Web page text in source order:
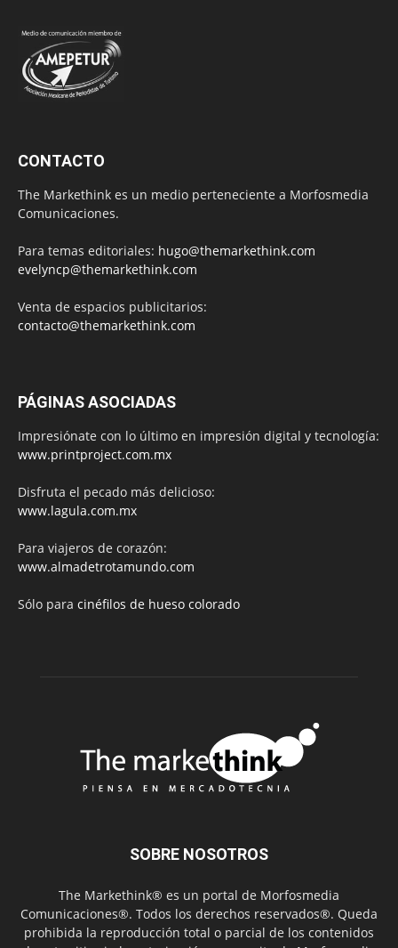
CONTACTO
The Markethink es un medio perteneciente a Morfosmedia
Comunicaciones.
Para temas editoriales: hugo@themarkethink.com
evelyncp@themarkethink.com
Venta de espacios publicitarios:
contacto@themarkethink.com
PÁGINAS ASOCIADAS
Impresiónate con lo último en impresión digital y tecnología:
www.printproject.com.mx
Disfruta el pecado más delicioso:
www.lagula.com.mx
Para viajeros de corazón:
www.almadetrotamundo.com
Sólo para cinéfilos de hueso colorado
SOBRE NOSOTROS
The Markethink® es un portal de Morfosmedia
Comunicaciones®. Todos los derechos reservados®. Queda
prohibida la reproducción total o parcial de los contenidos